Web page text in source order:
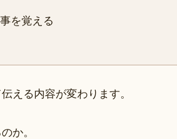
を覚える
える内容が変わります。
か。